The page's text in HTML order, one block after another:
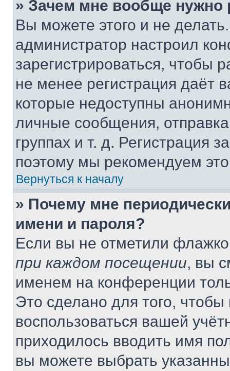
» Зачем мне вообще нужно
Вы можете этого и не
администратор настроил
зарегистрироваться, чтобы
не менее регистрация даёт
которые недоступны
личные сообщения,
группах и т. д. Регистрация
поэтому мы рекомендуем
Вернуться к началу
» Почему мне
имени и пароля?
Если вы не отметили
при каждом посещении, вы
именем на конференции
Это сделано для того, чтобы
воспользоваться вашей
приходилось вводить имя
вы можете выбрать